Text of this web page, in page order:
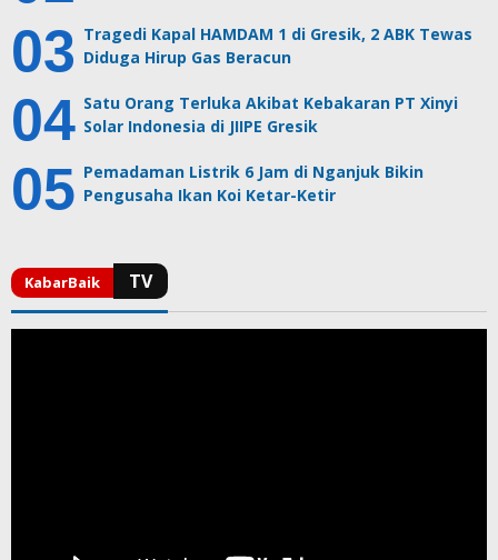
Tragedi Kapal HAMDAM 1 di Gresik, 2 ABK Tewas
Diduga Hirup Gas Beracun
Satu Orang Terluka Akibat Kebakaran PT Xinyi
Solar Indonesia di JIIPE Gresik
Pemadaman Listrik 6 Jam di Nganjuk Bikin
Pengusaha Ikan Koi Ketar-Ketir